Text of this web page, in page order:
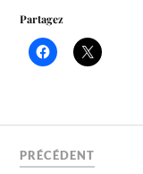
Partagez
PRÉCÉDENT